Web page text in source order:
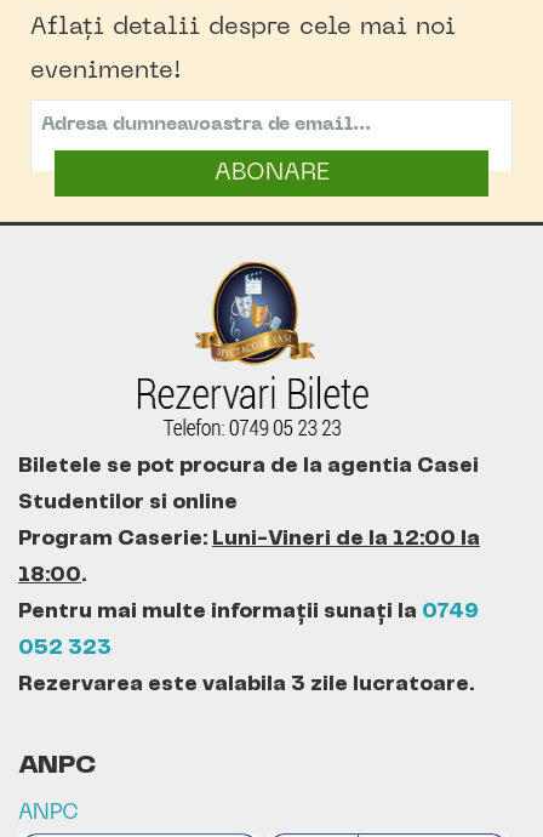
Aflați detalii despre cele mai noi
evenimente!
ABONARE
Biletele se pot procura de la agentia Casei
Studentilor si online
Program Caserie: Luni-Vineri de la 12:00 la
18:00.
Pentru mai multe informații sunați la 0749
052 323
Rezervarea este valabila 3 zile lucratoare.
ANPC
ANPC